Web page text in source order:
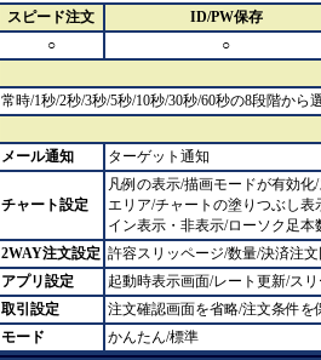
スピード注文 ID/PW保存
○
○
常時/1秒/2秒/3秒/5秒/10秒/30秒/60秒の8段階から
メール通知
ターゲット通知
チャート設定
凡例の表示/描画モードが有効
エリア/チャートの塗りつぶし
イン表示・非表示/ローソク足本
2WAY注文設定 許容スリッページ/数量/決済注
アプリ設定
起動時表示画面/レート更新/ス
取引設定
注文確認画面を省略/注文条件を
モード
かんたん/標準